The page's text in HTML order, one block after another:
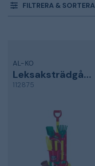
FILTRERA & SORTERA
AL-KO
Leksaksträdgårdsset
112875